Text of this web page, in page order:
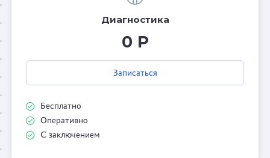
Диагностика
0 Р
Записаться
Бесплатно
Оперативно
С заключением